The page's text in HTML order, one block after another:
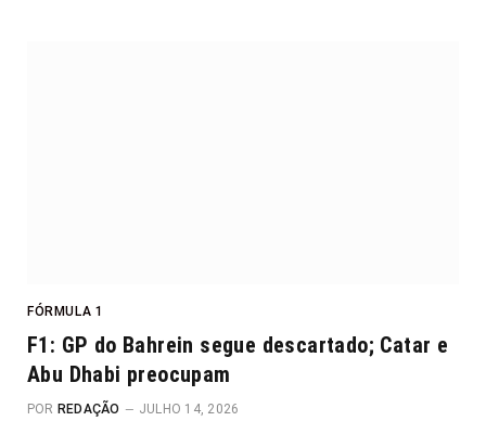
FÓRMULA 1
F1: GP do Bahrein segue descartado; Catar e
Abu Dhabi preocupam
POR REDAÇÃO JULHO 14, 2026